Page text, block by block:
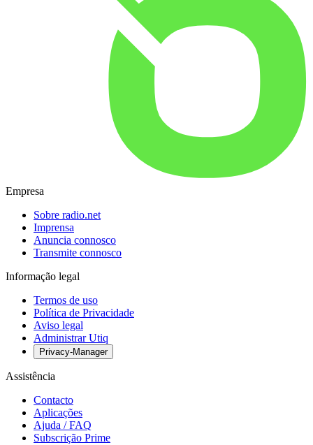
Empresa
Sobre radio.net
Imprensa
Anuncia connosco
Transmite connosco
Informação legal
Termos de uso
Política de Privacidade
Aviso legal
Administrar Utiq
Privacy-Manager
Assistência
Contacto
Aplicações
Ajuda / FAQ
Subscrição Prime